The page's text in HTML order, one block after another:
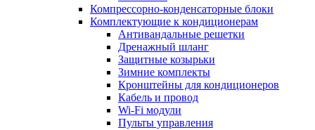
Компрессорно-конденсаторные блоки
Комплектующие к кондиционерам
Антивандальные решетки
Дренажный шланг
Защитные козырьки
Зимние комплекты
Кронштейны для кондиционеров
Кабель и провод
Wi-Fi модули
Пульты управления